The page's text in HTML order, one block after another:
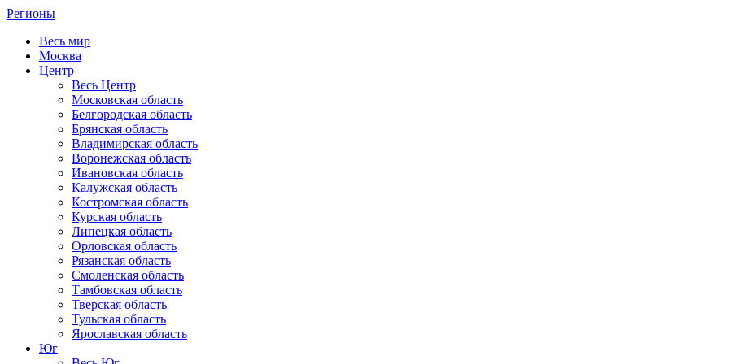
Регионы
Весь мир
Москва
Центр
Весь Центр
Московская область
Белгородская область
Брянская область
Владимирская область
Воронежская область
Ивановская область
Калужская область
Костромская область
Курская область
Липецкая область
Орловская область
Рязанская область
Смоленская область
Тамбовская область
Тверская область
Тульская область
Ярославская область
Юг